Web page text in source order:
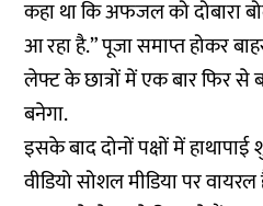
कहा था कि अफजल को दोबारा
आ रहा है.” पूजा समाप्त होकर
लेफ्ट के छात्रों में एक बार फिर से
बनेगा.
इसके बाद दोनों पक्षों में
वीडियो सोशल मीडिया पर